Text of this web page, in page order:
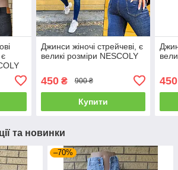
Джинси жіночі стрейчеві, є
великі розміри NESCOLY
450₴ 900 ₴
Купити
450
та новинки
–70%